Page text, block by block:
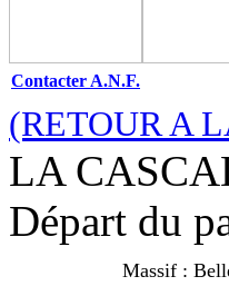
Contacter A.N.F.
(RETOUR A
LA
Départ du
Massif :